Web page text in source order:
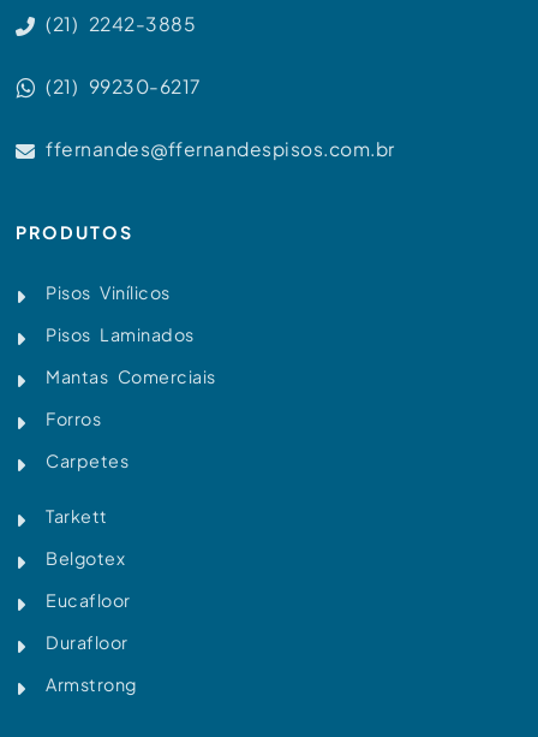
(21) 2242-3885
(21) 99230-6217
ffernandes@ffernandespisos.com.br
PRODUTOS
Pisos Vinílicos
Pisos Laminados
Mantas Comerciais
Forros
Carpetes
Tarkett
Belgotex
Eucafloor
Durafloor
Armstrong